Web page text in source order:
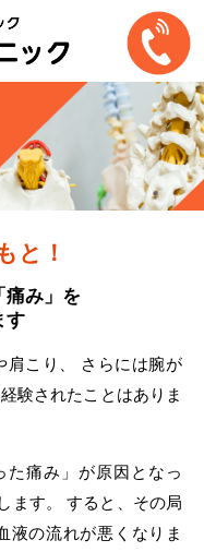
と！
痛み」を
す
こり、
さらには腕が
験されたことはありま
た痛み」が原因となっ
ます。
すると、その局
液の流れが悪くなりま